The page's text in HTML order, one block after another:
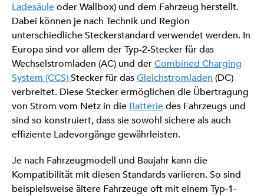
Ladesäuleoder Wallbox) und dem Fahrzeug herstellt.
Dabei können je nach Technik und Region
unterschiedliche Steckerstandard verwendet werden. In
Europa sind vor allem der Typ-2-Stecker für das
Wechselstromladen (AC) und derCombined Charging
System (CCS)Stecker für dasGleichstromladen (DC)
verbreitet. Diese Stecker ermöglichen die Übertragung
von Strom vom Netz in die Batteriedes Fahrzeugs und
sind so konstruiert, dass sie sowohl sichere als auch
effiziente Ladevorgänge gewährleisten.
Je nach Fahrzeugmodell und Baujahr kann die
Kompatibilität mit diesen Standards variieren. So sind
beispielsweise ältere Fahrzeuge oft mit einem Typ-1-